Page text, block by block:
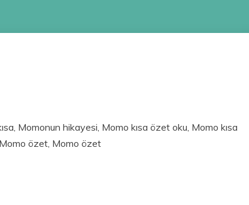
Momonun hikayesi, Momo kısa özet oku, Momo kısa
özet, Momo özet